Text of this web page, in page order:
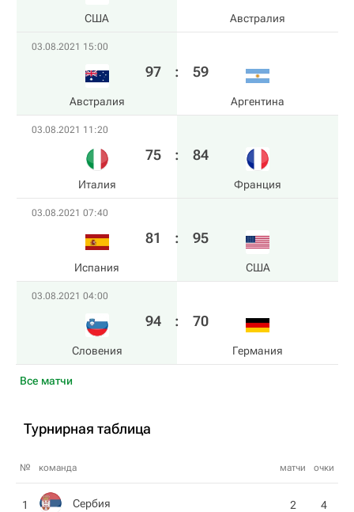
Все матчи
США Австралия
03.08.2021 15:00
Австралия
97 : 59
Аргентина
03.08.2021 11:20
Италия
75 : 84
Франция
03.08.2021 07:40
Испания
81 : 95
США
03.08.2021 04:00
Словения
94 : 70
Германия
Турнирная таблица
№ команда матчи очки
1 Сербия 2 4